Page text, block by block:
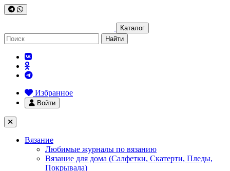
Каталог
Найти
Избранное
Войти
Вязание
Любимые журналы по вязанию
Вязание для дома (Салфетки, Скатерти, Пледы,
Покрывала)